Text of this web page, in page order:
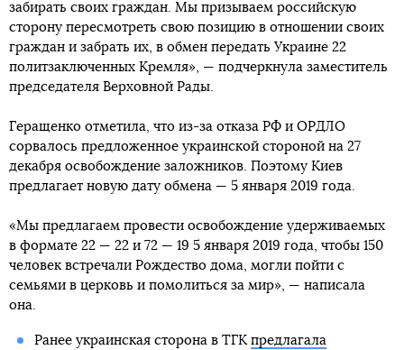
забирать своих граждан. Мы призываем российскую
сторону пересмотреть свою позицию в отношении своих
граждан и забрать их, в обмен передать Украине 22
политзаключенных Кремля», — подчеркнула заместитель
председателя Верховной Рады.
Геращенко отметила, что из-за отказа РФ и ОРДЛО
сорвалось предложенное украинской стороной на 27
декабря освобождение заложников. Поэтому Киев
предлагает новую дату обмена — 5 января 2019 года.
«Мы предлагаем провести освобождение удерживаемых
в формате 22 — 22 и 72 — 19 5 января 2019 года, чтобы 150
человек встречали Рождество дома, могли пойти с
семьями в церковь и помолиться за мир», — написала
она.
Ранее украинская сторона в ТГК предлагала